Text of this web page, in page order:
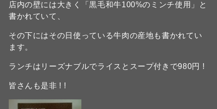
店内の壁には大きく「黒毛和牛100%のミンチ使用」と
書かれていて、
その下にはその日使っている牛肉の産地も書かれてい
ます。
ランチはリーズナブルでライスとスープ付きで980円 !
皆さんも是非 ! !